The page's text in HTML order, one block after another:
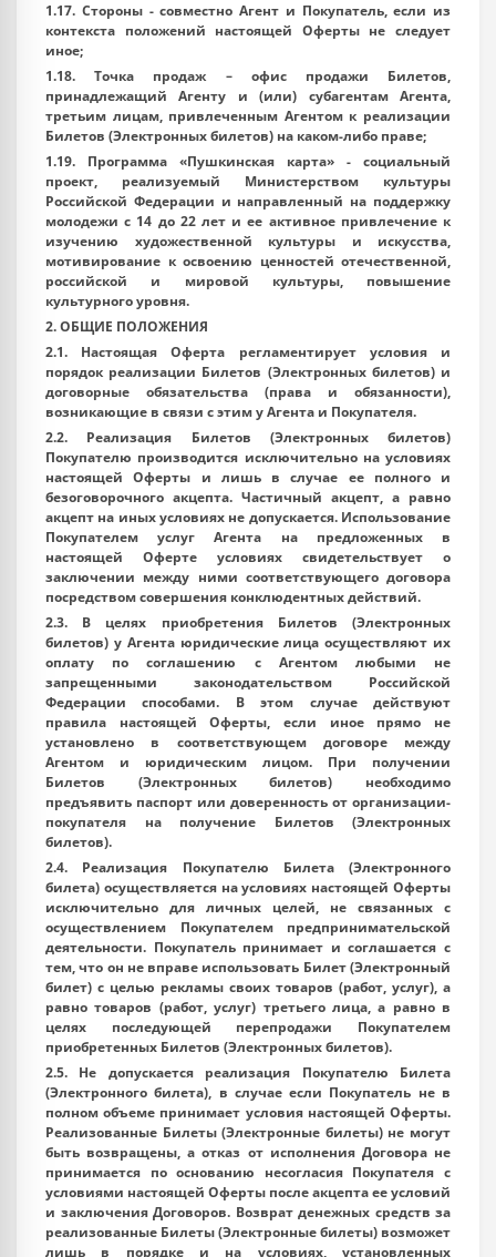
1.17. Стороны- совместно Агент и Покупатель, если из
контекста положений настоящей Оферты не следует
иное;
1.18.Точка продаж– офис продажи Билетов,
принадлежащий Агенту и (или) субагентам Агента,
третьим лицам, привлеченным Агентом к реализации
Билетов (Электронных билетов) на каком-либо праве;
1.19. Программа «Пушкинская карта» - социальный
проект, реализуемый Министерством культуры
Российской Федерации и направленный на поддержку
молодежи с 14 до 22 лет и ее активное привлечение к
изучению художественной культуры и искусства,
мотивирование к освоению ценностей отечественной,
российской и мировой культуры, повышение
культурного уровня.
2. ОБЩИЕ ПОЛОЖЕНИЯ
2.1. Настоящая Оферта регламентирует условия и
порядок реализации Билетов (Электронных билетов) и
договорные обязательства (права и обязанности),
возникающие в связи с этим у Агента и Покупателя.
2.2. Реализация Билетов (Электронных билетов)
Покупателю производится исключительно на условиях
настоящей Оферты и лишь в случае ее полного и
безоговорочного акцепта. Частичный акцепт, а равно
акцепт на иных условиях не допускается. Использование
Покупателем услуг Агента на предложенных в
настоящей Оферте условиях свидетельствует о
заключении между ними соответствующего договора
посредством совершения конклюдентных действий.
2.3. В целях приобретения Билетов (Электронных
билетов) у Агента юридические лица осуществляют их
оплату по соглашению с Агентом любыми не
запрещенными законодательством Российской
Федерации способами. В этом случае действуют
правила настоящей Оферты, если иное прямо не
установлено в соответствующем договоре между
Агентом и юридическим лицом. При получении
Билетов (Электронных билетов) необходимо
предъявить паспорт или доверенность от организации-
покупателя на получение Билетов (Электронных
билетов).
2.4. Реализация Покупателю Билета (Электронного
билета) осуществляется на условиях настоящей Оферты
исключительно для личных целей, не связанных с
осуществлением Покупателем предпринимательской
деятельности. Покупатель принимает и соглашается с
тем, что он не вправе использовать Билет (Электронный
билет) с целью рекламы своих товаров (работ, услуг), а
равно товаров (работ, услуг) третьего лица, а равно в
целях последующей перепродажи Покупателем
приобретенных Билетов (Электронных билетов).
2.5. Не допускается реализация Покупателю Билета
(Электронного билета), в случае если Покупатель не в
полном объеме принимает условия настоящей Оферты.
Реализованные Билеты (Электронные билеты) не могут
быть возвращены, а отказ от исполнения Договора не
принимается по основанию несогласия Покупателя с
условиями настоящей Оферты после акцепта ее условий
и заключения Договоров. Возврат денежных средств за
реализованные Билеты (Электронные билеты) возможет
лишь в порядке и на условиях, установленных